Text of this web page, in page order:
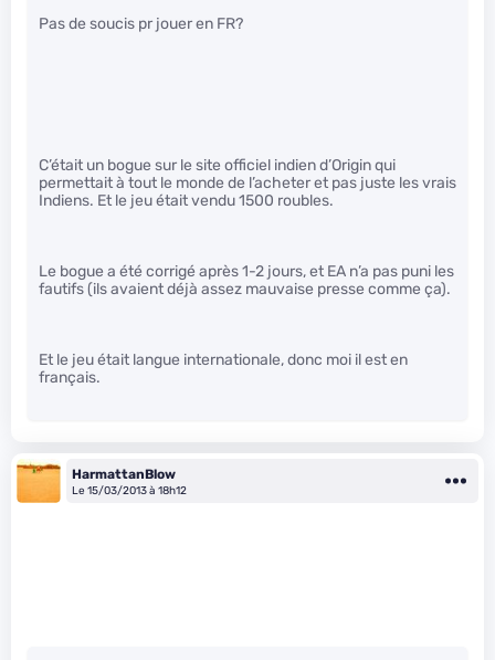
Pas de soucis pr jouer en FR?
C’était un bogue sur le site officiel indien d’Origin qui
permettait à tout le monde de l’acheter et pas juste les vrais
Indiens. Et le jeu était vendu 1500 roubles.
Le bogue a été corrigé après 1-2 jours, et EA n’a pas puni les
fautifs (ils avaient déjà assez mauvaise presse comme ça).
Et le jeu était langue internationale, donc moi il est en
français.
HarmattanBlow
Le 15/03/2013 à 18h12